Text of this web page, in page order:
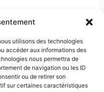
utilisons des technologies
accéder aux informations des
nous permettra de
de navigation ou les ID
ou de retirer son
sur certaines caractéristiques